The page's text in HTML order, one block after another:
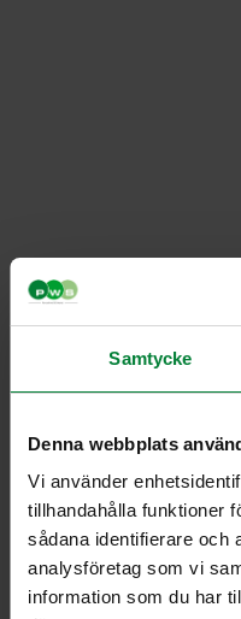
Samtycke
Denna webbplats
Vi använder
tillhandahålla funktioner
sådana identifierare och
analysföretag som vi
information som du har